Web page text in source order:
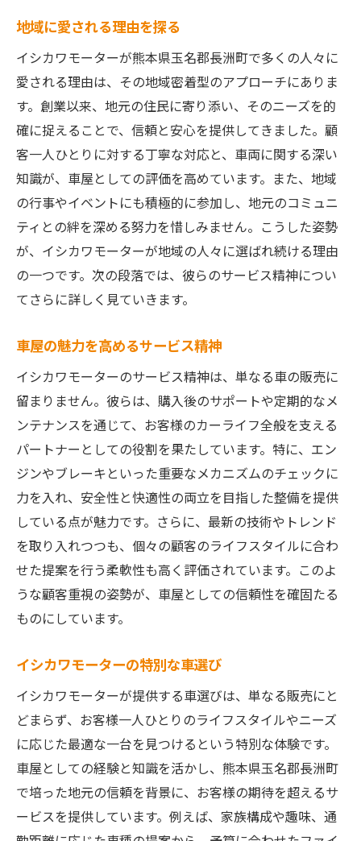
地域に愛される理由を探る
イシカワモーターが熊本県玉名郡長洲町で多くの人々に
愛される理由は、その地域密着型のアプローチにありま
す。創業以来、地元の住民に寄り添い、そのニーズを的
確に捉えることで、信頼と安心を提供してきました。顧
客一人ひとりに対する丁寧な対応と、車両に関する深い
知識が、車屋としての評価を高めています。また、地域
の行事やイベントにも積極的に参加し、地元のコミュニ
ティとの絆を深める努力を惜しみません。こうした姿勢
が、イシカワモーターが地域の人々に選ばれ続ける理由
の一つです。次の段落では、彼らのサービス精神につい
てさらに詳しく見ていきます。
車屋の魅力を高めるサービス精神
イシカワモーターのサービス精神は、単なる車の販売に
留まりません。彼らは、購入後のサポートや定期的なメ
ンテナンスを通じて、お客様のカーライフ全般を支える
パートナーとしての役割を果たしています。特に、エン
ジンやブレーキといった重要なメカニズムのチェックに
力を入れ、安全性と快適性の両立を目指した整備を提供
している点が魅力です。さらに、最新の技術やトレンド
を取り入れつつも、個々の顧客のライフスタイルに合わ
せた提案を行う柔軟性も高く評価されています。このよ
うな顧客重視の姿勢が、車屋としての信頼性を確固たる
ものにしています。
イシカワモーターの特別な車選び
イシカワモーターが提供する車選びは、単なる販売にと
どまらず、お客様一人ひとりのライフスタイルやニーズ
に応じた最適な一台を見つけるという特別な体験です。
車屋としての経験と知識を活かし、熊本県玉名郡長洲町
で培った地元の信頼を背景に、お客様の期待を超えるサ
ービスを提供しています。例えば、家族構成や趣味、通